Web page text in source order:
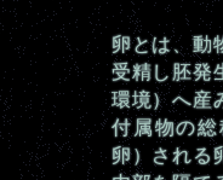
卵とは、動
受精し胚発
環境）へ産
付属物の
卵）される